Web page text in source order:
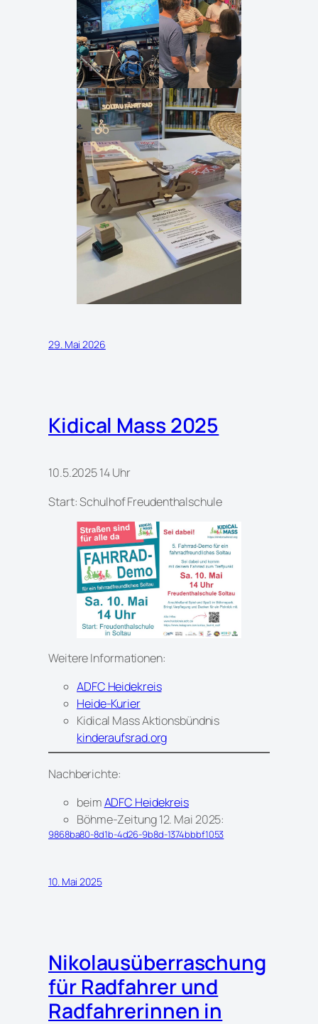
29. Mai 2026
Kidical Mass 2025
10.5.2025 14 Uhr
Start: Schulhof Freudenthalschule
Weitere Informationen:
ADFC Heidekreis
Heide-Kurier
Kidical Mass Aktionsbündnis
kinderaufsrad.org
Nachberichte:
beimADFC Heidekreis
Böhme-Zeitung 12. Mai 2025:
9868ba80-8d1b-4d26-9b8d-1374bbbf1053
10. Mai 2025
Nikolausüberraschung
für Radfahrer und
Radfahrerinnen in